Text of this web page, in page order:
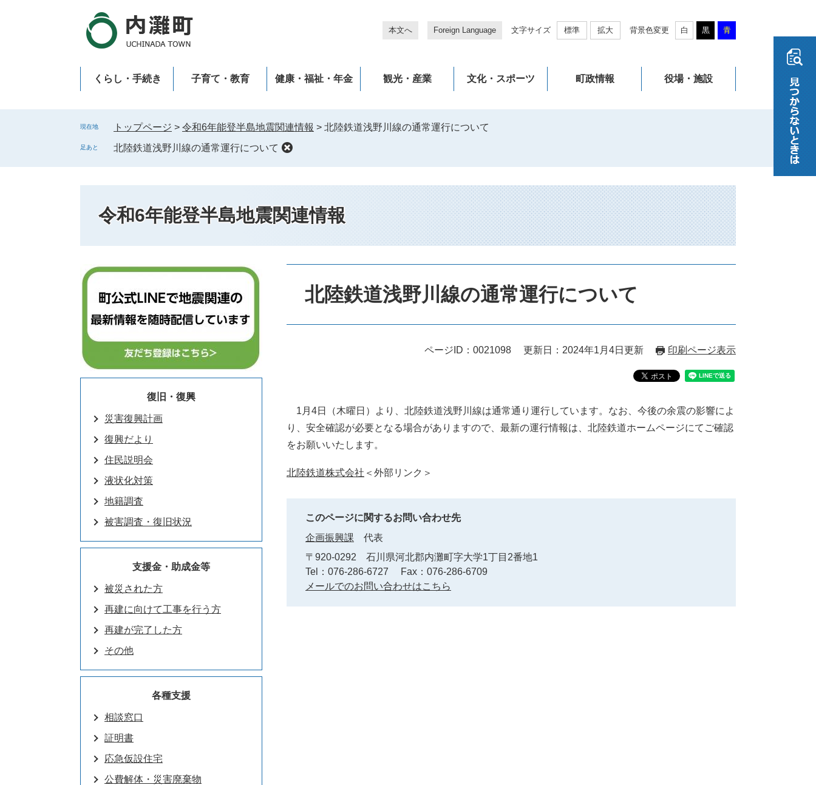
す
し
へ
本文へ Foreign Language 文字サイズ 標準 拡大 背景色変更 白 黒 青
くらし・手続き 子育て・教育 健康・福祉・年金 観光・産業 文化・スポーツ 町政情報 役場・施設
現在地 トップページ > 令和6年能登半島地震関連情報 > 北陸鉄道浅野川線の通常運行について
足あと 北陸鉄道浅野川線の通常運行について
令和6年能登半島地震関連情報
北陸鉄道浅野川線の通常運行について
ページID：0021098 更新日：2024年1月4日更新 印刷ページ表示
1月4日（木曜日）より、北陸鉄道浅野川線は通常通り運行しています。なお、今後の余震の影響によ
り、安全確認が必要となる場合がありますので、最新の運行情報は、北陸鉄道ホームページにてご確認
をお願いいたします。
北陸鉄道株式会社 ＜外部リンク＞
このページに関するお問い合わせ先
企画振興課
代表
〒920-0292
石川県河北郡内灘町字大学1丁目2番地1
Tel：076-286-6727
Fax：076-286-6709
メールでのお問い合わせはこちら
復旧・復興
災害復興計画
復興だより
住民説明会
液状化対策
地籍調査
被害調査・復旧状況
支援金・助成金等
被災された方
再建に向けて工事を行う方
再建が完了した方
その他
各種支援
相談窓口
証明書
応急仮設住宅
公費解体・災害廃棄物